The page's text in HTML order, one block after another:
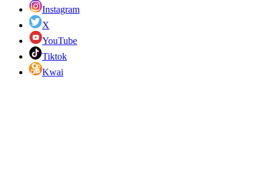
Instagram
X
YouTube
Tiktok
Kwai